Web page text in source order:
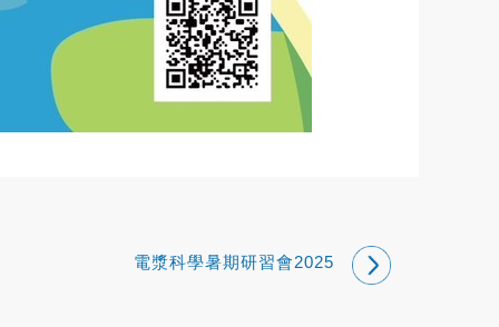
電漿科學暑期研習會2025